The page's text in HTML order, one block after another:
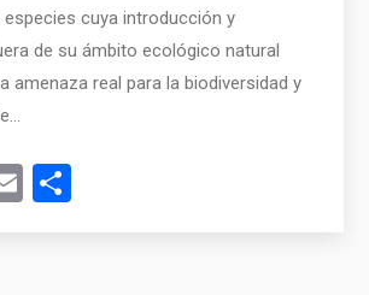
cuya introducción y
de su ámbito ecológico natural
amenaza real para la biodiversidad y
Email